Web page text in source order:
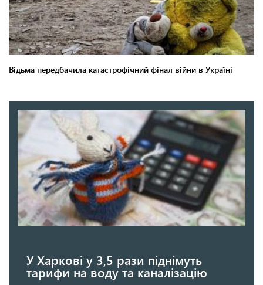
У Харкові у 3,5 рази піднімуть
тарифи на воду та каналізацію